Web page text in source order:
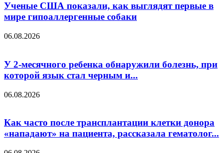
Ученые США показали, как выглядят первые в
мире гипоаллергенные собаки
06.08.2026
У 2-месячного ребенка обнаружили болезнь, при
которой язык стал черным и...
06.08.2026
Как часто после трансплантации клетки донора
«нападают» на пациента, рассказала гематолог...